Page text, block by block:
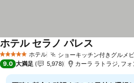
5 ホテルのランク
ホテル ショーキッチン付きグルメ
ホテル セラノ パレス
9.0 大満足 5,978 カーラ ラトラジ, フ